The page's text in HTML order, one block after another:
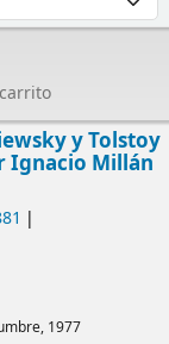
y Tolstoy
Ignacio Millán
1977